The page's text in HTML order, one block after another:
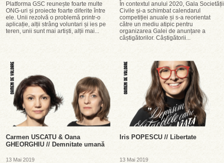
Platforma GSC reunește foarte multe
ONG-uri și proiecte foarte diferite între
ele. Unii rezolvă o problemă printr-o
aplicație, alții strâng voluntari și ies pe
teren, unii sunt mai artiști, alții mai...
În contextul anului 2020, Gala Societății
Civile și-a schimbat calendarul
competiției anuale și s-a reorientat
către un mediu atipic pentru
organizarea Galei de anunțare a
câștigătorilor. Câștigătorii...
Carmen USCATU & Oana
GHEORGHIU // Demnitate umană
13 Mai 2019
Iris POPESCU // Libertate
13 Mai 2019